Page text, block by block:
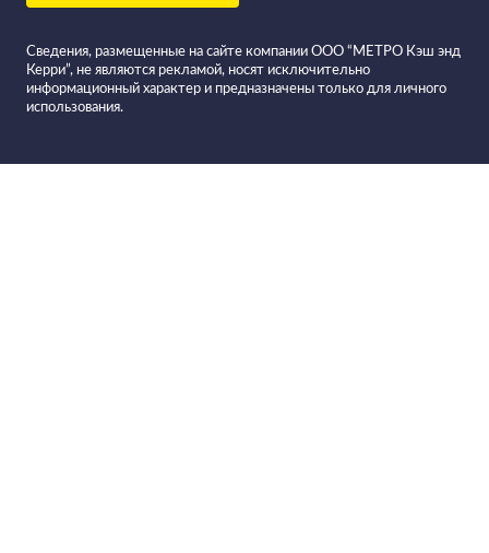
Сведения, размещенные на сайте компании ООО “МЕТРО Кэш энд
Керри”, не являются рекламой, носят исключительно
информационный характер и предназначены только для личного
использования.